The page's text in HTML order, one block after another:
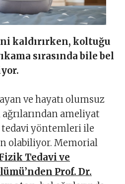
kaldırırken, koltuğu
sırasında bile bel
ve hayatı olumsuz
ameliyat
yöntemleri ile
olabiliyor. Memorial
Tedavi ve
Prof. Dr.